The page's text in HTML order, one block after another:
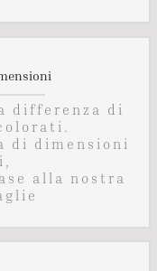
differenza di
di dimensioni
alla nostra